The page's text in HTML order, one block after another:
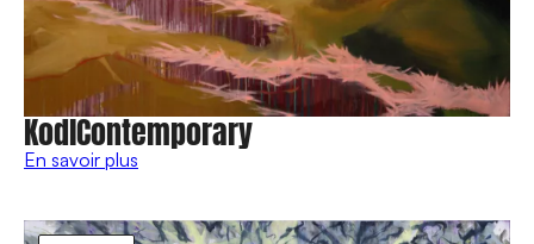
KodlContemporary
En savoir plus